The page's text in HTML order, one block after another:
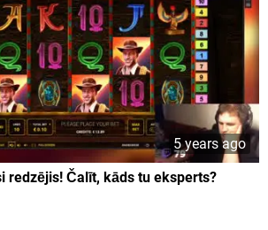
5 years ago
redzējis! Čalīt, kāds tu eksperts?